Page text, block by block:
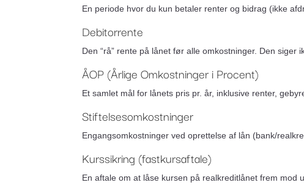
En periode hvor du kun betaler renter og bidrag (ikke
Debitorrente
Den “rå” rente på lånet før alle omkostninger. Den
ÅOP (Årlige Omkostninger i Procent)
Et samlet mål for lånets pris pr. år, inklusive renter,
Stiftelsesomkostninger
Engangsomkostninger ved oprettelse af lån (bank/
Kurssikring (fastkursaftale)
En aftale om at låse kursen på realkreditlånet frem